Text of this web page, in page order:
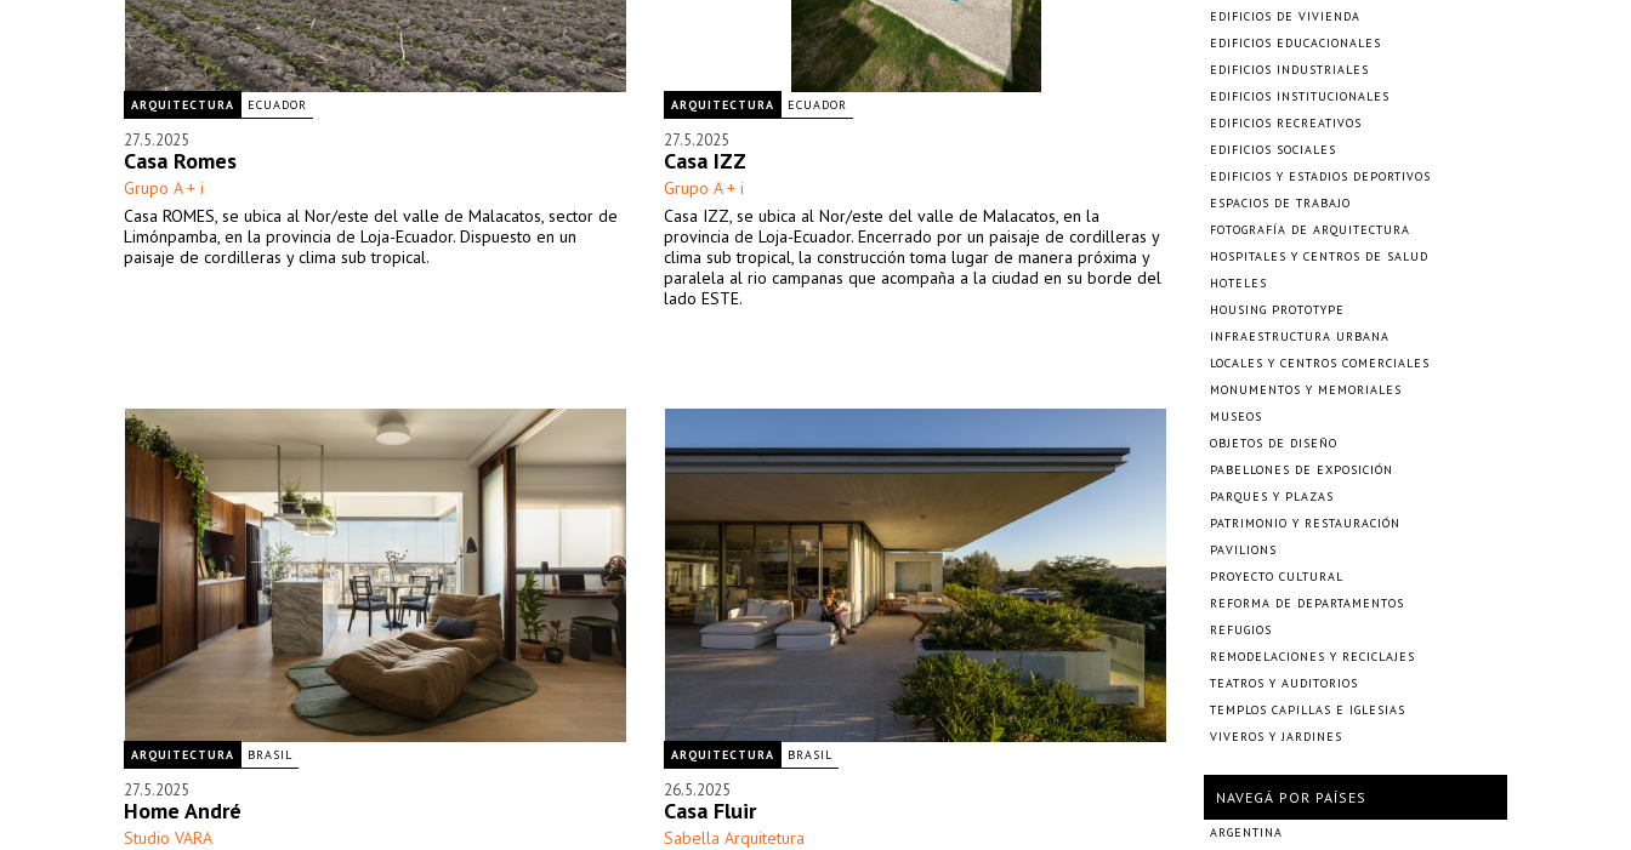
ARQUITECTURA ECUADOR
27.5.2025
Casa Romes
Grupo A + i
Casa ROMES, se ubica al Nor/este del valle de Malacatos, sector de
Limónpamba, en la provincia de Loja-Ecuador. Dispuesto en un
paisaje de cordilleras y clima sub tropical.
ARQUITECTURA ECUADOR
27.5.2025
Casa IZZ
Grupo A + i
Casa IZZ, se ubica al Nor/este del valle de Malacatos, en la
provincia de Loja-Ecuador. Encerrado por un paisaje de cordilleras y
clima sub tropical, la construcción toma lugar de manera próxima y
paralela al rio campanas que acompaña a la ciudad en su borde del
lado ESTE.
ARQUITECTURA BRASIL
27.5.2025
Home André
Studio VARA
ARQUITECTURA BRASIL
26.5.2025
Casa Fluir
Sabella Arquitetura
EDIFICIOS DE VIVIENDA
EDIFICIOS EDUCACIONALES
EDIFICIOS INDUSTRIALES
EDIFICIOS INSTITUCIONALES
EDIFICIOS RECREATIVOS
EDIFICIOS SOCIALES
EDIFICIOS Y ESTADIOS DEPORTIVOS
ESPACIOS DE TRABAJO
FOTOGRAFÍA DE ARQUITECTURA
HOSPITALES Y CENTROS DE SALUD
HOTELES
HOUSING PROTOTYPE
INFRAESTRUCTURA URBANA
LOCALES Y CENTROS COMERCIALES
MONUMENTOS Y MEMORIALES
MUSEOS
OBJETOS DE DISEÑO
PABELLONES DE EXPOSICIÓN
PARQUES Y PLAZAS
PATRIMONIO Y RESTAURACIÓN
PAVILIONS
PROYECTO CULTURAL
REFORMA DE DEPARTAMENTOS
REFUGIOS
REMODELACIONES Y RECICLAJES
TEATROS Y AUDITORIOS
TEMPLOS CAPILLAS E IGLESIAS
VIVEROS Y JARDINES
NAVEGÁ POR PAÍSES
ARGENTINA